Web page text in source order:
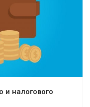
и налогового